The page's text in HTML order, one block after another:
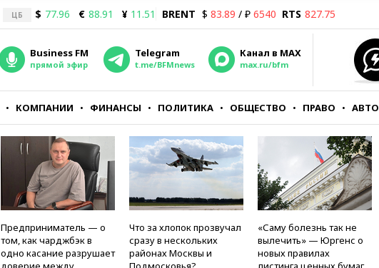
ЦБ $ 77.96 € 88.91 ¥ 11.51 BRENT $ 83.89 / ₽ 6540 RTS 827.75
Business FM
прямой эфир
Telegram
t.me/BFMnews
Канал в MAX
max.ru/bfm
КОМПАНИИ ФИНАНСЫ ПОЛИТИКА ОБЩЕСТВО ПРАВО АВТО
Предприниматель — о
том, как чарджбэк в
одно касание разрушает
Что за хлопок прозвучал
сразу в нескольких
районах Москвы и
«Саму болезнь так не
вылечить» — Юргенс о
новых правилах